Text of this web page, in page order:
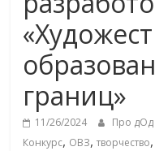
границ»
11/26/2024 Про дОд
Конкурс, ОВЗ,творчество